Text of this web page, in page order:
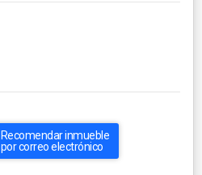
Recomendar inmueble
por correo electrónico